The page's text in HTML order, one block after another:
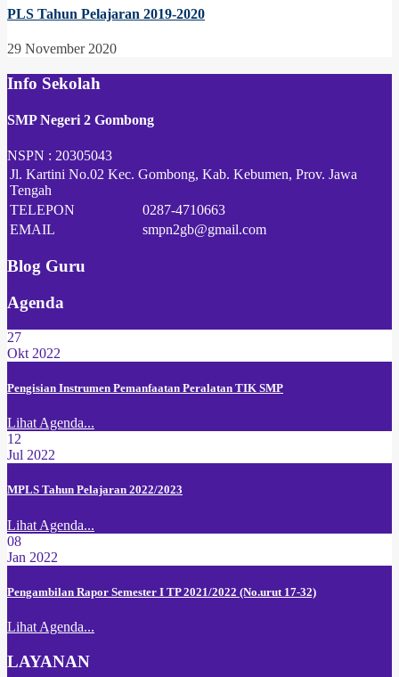
PLS Tahun Pelajaran 2019-2020
29 November 2020
Info Sekolah
SMP Negeri 2 Gombong
NSPN : 20305043
Jl. Kartini No.02 Kec. Gombong, Kab. Kebumen, Prov. Jawa
Tengah
TELEPON
0287-4710663
EMAIL
smpn2gb@gmail.com
Blog Guru
Agenda
27
Okt 2022
Pengisian Instrumen Pemanfaatan Peralatan TIK SMP
Lihat Agenda...
12
Jul 2022
MPLS Tahun Pelajaran 2022/2023
Lihat Agenda...
08
Jan 2022
Pengambilan Rapor Semester I TP 2021/2022 (No.urut 17-32)
Lihat Agenda...
LAYANAN